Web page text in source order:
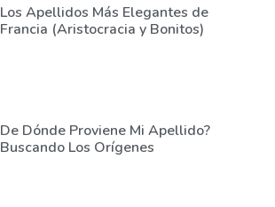
Los Apellidos Más Elegantes de
Francia (Aristocracia y Bonitos)
De Dónde Proviene Mi Apellido?
Buscando Los Orígenes